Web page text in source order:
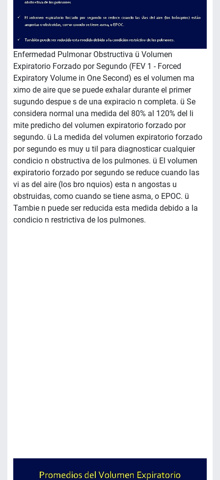
Enfermedad Pulmonar Obstructiva ü Volumen
Expiratorio Forzado por Segundo (FEV 1 - Forced
Expiratory Volume in One Second) es el volumen ma
ximo de aire que se puede exhalar durante el primer
sugundo despue s de una expiracio n completa. ü Se
considera normal una medida del 80% al 120% del li
mite predicho del volumen expiratorio forzado por
segundo. ü La medida del volumen expiratorio forzado
por segundo es muy u til para diagnosticar cualquier
condicio n obstructiva de los pulmones. ü El volumen
expiratorio forzado por segundo se reduce cuando las
vi as del aire (los bro nquios) esta n angostas u
obstruidas, como cuando se tiene asma, o EPOC. ü
Tambie n puede ser reducida esta medida debido a la
condicio n restrictiva de los pulmones.